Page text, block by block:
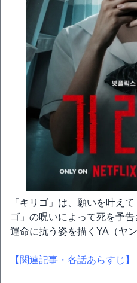
「キリゴ」は、願いを叶え
ゴ」の呪いによって死を予
運命に抗う姿を描くYA（ヤ
【関連記事・各話あらすじ】